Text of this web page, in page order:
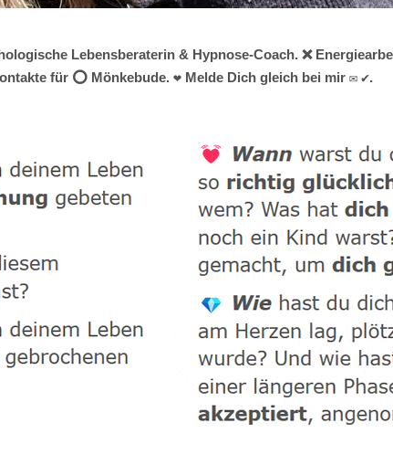
Lebensberaterin & Hypnose-Coach. ❌
für ⭕ Mönkebude. ❤ Melde Dich gleich bei mir ✉ ✔.